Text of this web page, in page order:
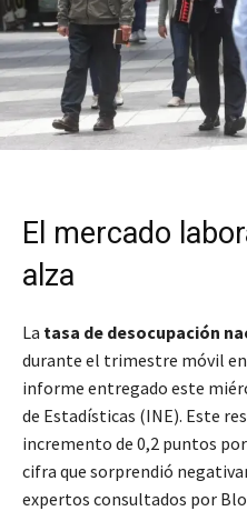
El mercado
alza
La tasa de desocupación
durante el trimestre móvil
informe entregado este
de Estadísticas (INE). Este
incremento de 0,2 puntos
cifra que sorprendió
expertos consultados por